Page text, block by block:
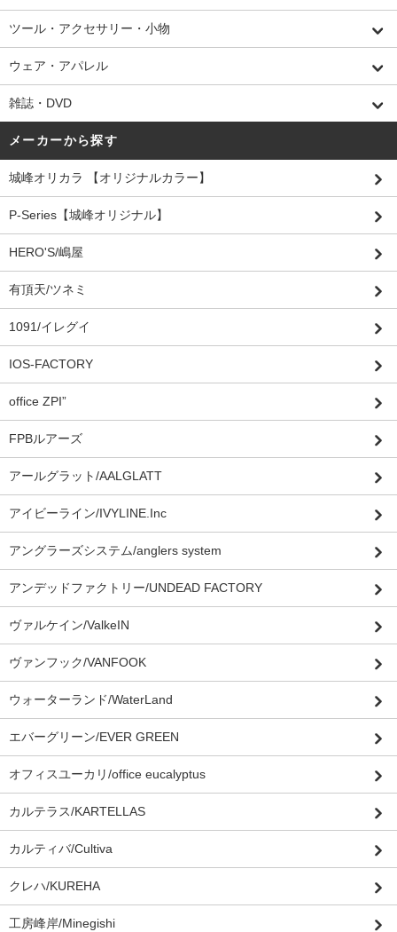
ツール・アクセサリー・小物
ウェア・アパレル
雑誌・DVD
メーカーから探す
城峰オリカラ 【オリジナルカラー】
P-Series【城峰オリジナル】
HERO'S/嶋屋
有頂天/ツネミ
1091/イレグイ
IOS-FACTORY
office ZPI”
FPBルアーズ
アールグラット/AALGLATT
アイビーライン/IVYLINE.Inc
アングラーズシステム/anglers system
アンデッドファクトリー/UNDEAD FACTORY
ヴァルケイン/ValkeIN
ヴァンフック/VANFOOK
ウォーターランド/WaterLand
エバーグリーン/EVER GREEN
オフィスユーカリ/office eucalyptus
カルテラス/KARTELLAS
カルティバ/Cultiva
クレハ/KUREHA
工房峰岸/Minegishi